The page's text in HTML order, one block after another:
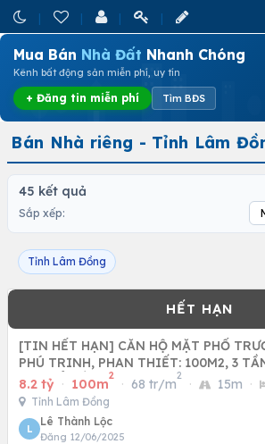
Mua Bán Nhà Đất Nhanh Chóng
Kênh bất động sản miễn phí, uy tín
+ Đăng tin miễn phí Tìm BĐS
Bán Nhà riêng - Tỉnh Lâm
45 kết quả
Sắp xếp:
Tỉnh Lâm Đồng
[TIN HẾT HẠN] CĂN HỘ MẶT PHỐ
PHÚ TRINH, PHAN THIẾT: 100M2, 3
TỶ - SỔ HỒNG
8.2 tỷ · 100m
2
· 68 tr/m
2
· 15m ·
Tỉnh Lâm Đồng
L
Lê Thành Lộc
Đăng 12/06/2025